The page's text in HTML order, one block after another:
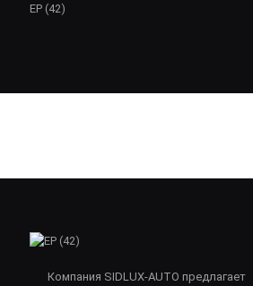
EP (42)
Компания SIDLUX-AUTO предлагает